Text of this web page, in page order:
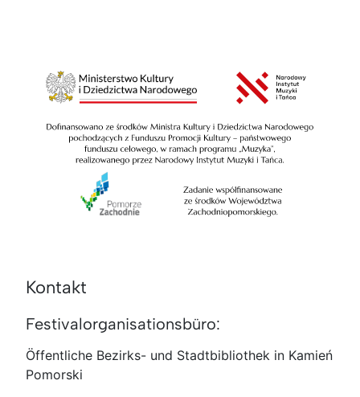
Kontakt
Festivalorganisationsbüro:
Öffentliche Bezirks- und Stadtbibliothek in Kamień
Pomorski